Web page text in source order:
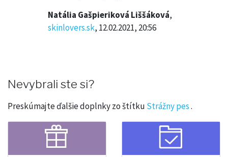
Natália Gašpieriková Liššáková,
skinlovers.sk, 12.02.2021, 20:56
Nevybrali ste si?
Preskúmajte ďalšie doplnky zo štítku Strážny pes.